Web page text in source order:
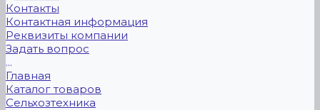
Контакты
Контактная информация
Реквизиты компании
Задать вопрос
...
Главная
Каталог товаров
Сельхозтехника